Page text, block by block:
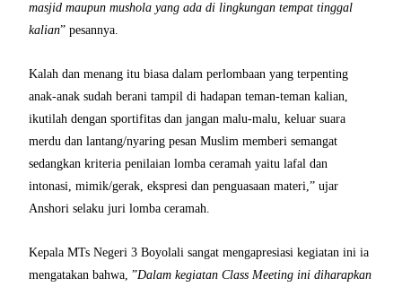
masjid maupun mushola yang ada di lingkungan tempat tinggal
kalian” pesannya.
Kalah dan menang itu biasa dalam perlombaan yang terpenting
anak-anak sudah berani tampil di hadapan teman-teman kalian,
ikutilah dengan sportifitas dan jangan malu-malu, keluar suara
merdu dan lantang/nyaring pesan Muslim memberi semangat
sedangkan kriteria penilaian lomba ceramah yaitu lafal dan
intonasi, mimik/gerak, ekspresi dan penguasaan materi,” ujar
Anshori selaku juri lomba ceramah.
Kepala MTs Negeri 3 Boyolali sangat mengapresiasi kegiatan ini ia
mengatakan bahwa, ”Dalam kegiatan Class Meeting ini diharapkan